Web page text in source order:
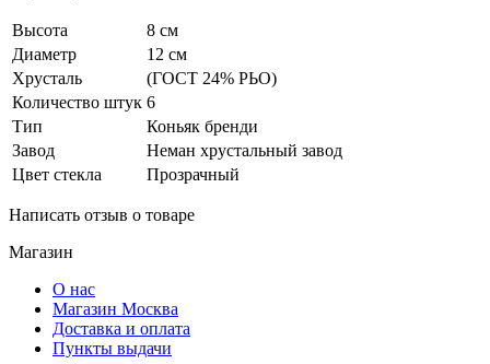
Высота
8 см
Диаметр
12 см
Хрусталь
(ГОСТ 24% РЬО)
Количество штук 6
Тип
Коньяк бренди
Завод
Неман хрустальный завод
Цвет стекла
Прозрачный
Написать отзыв о товаре
Магазин
О нас
Магазин Москва
Доставка и оплата
Пункты выдачи